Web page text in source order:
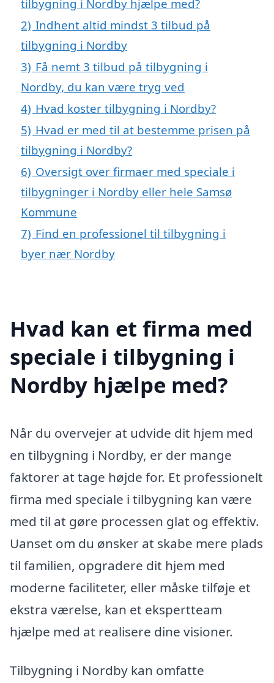
tilbygning i Nordby hjælpe med?
2) Indhent altid mindst 3 tilbud på
tilbygning i Nordby
3) Få nemt 3 tilbud på tilbygning i
Nordby, du kan være tryg ved
4) Hvad koster tilbygning i Nordby?
5) Hvad er med til at bestemme prisen på
tilbygning i Nordby?
6) Oversigt over firmaer med speciale i
tilbygninger i Nordby eller hele Samsø
Kommune
7) Find en professionel til tilbygning i
byer nær Nordby
Hvad kan et firma med
speciale i tilbygning i
Nordby hjælpe med?
Når du overvejer at udvide dit hjem med
en tilbygning i Nordby, er der mange
faktorer at tage højde for. Et professionelt
firma med speciale i tilbygning kan være
med til at gøre processen glat og effektiv.
Uanset om du ønsker at skabe mere plads
til familien, opgradere dit hjem med
moderne faciliteter, eller måske tilføje et
ekstra værelse, kan et ekspertteam
hjælpe med at realisere dine visioner.
Tilbygning i Nordby kan omfatte